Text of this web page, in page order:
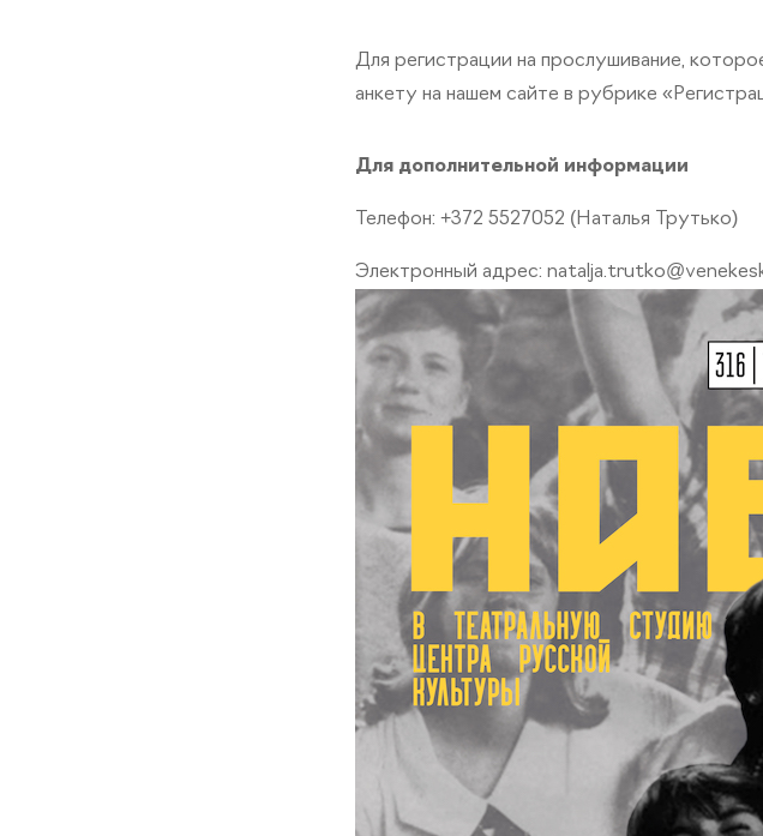
Для регистрации на прослушивание,
анкету на нашем сайте в рубрике
Для дополнительной информации
Телефон: +372 5527052 (Наталья Трутько)
Электронный адрес: